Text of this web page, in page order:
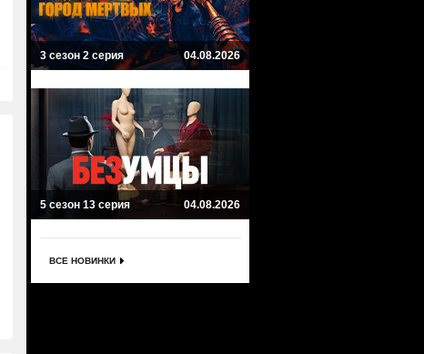
3 сезон 2 серия 04.08.2026
5 сезон 13 серия 04.08.2026
ВСЕ НОВИНКИ